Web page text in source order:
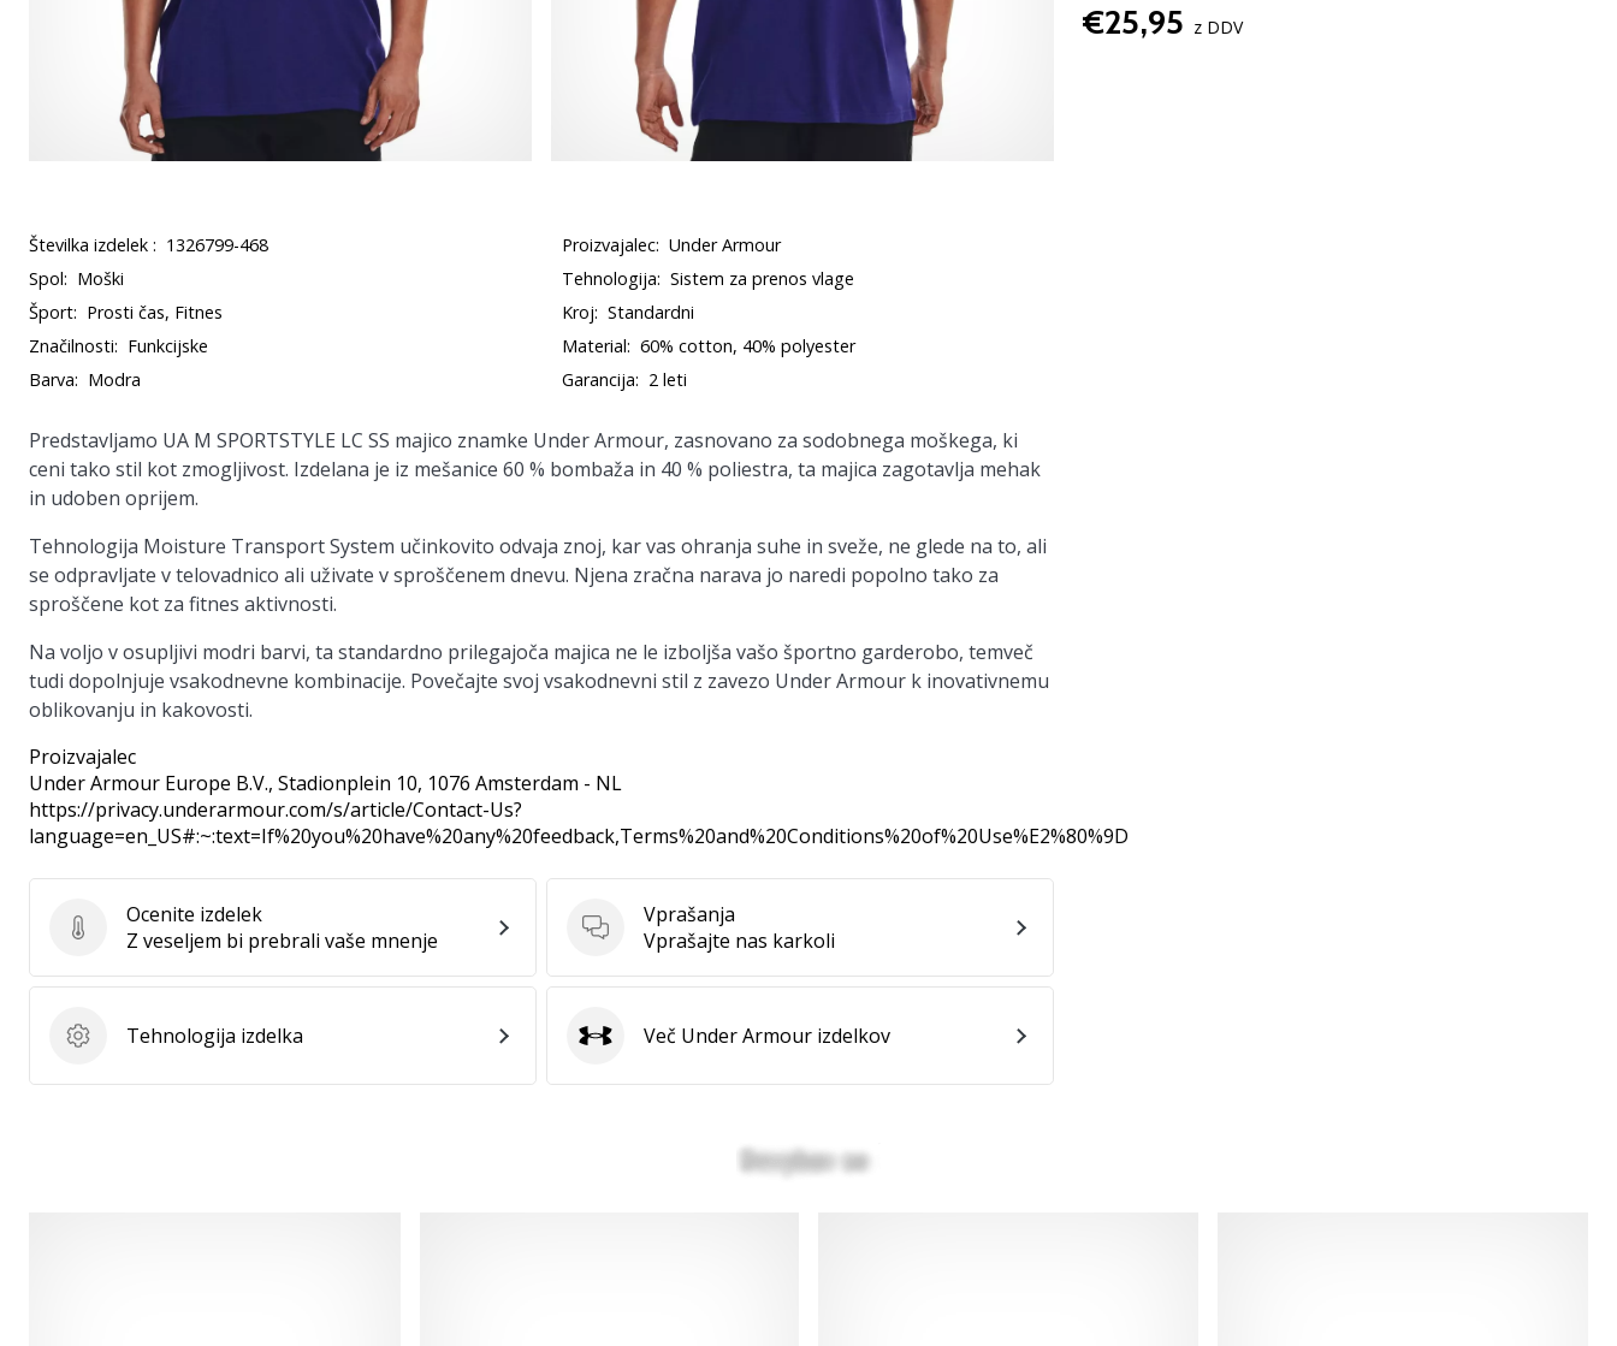
€25,95 z DDV
Številka izdelek : 1326799-468 Proizvajalec: Under Armour
Spol: Moški Tehnologija: Sistem za prenos vlage
Šport: Prosti čas, Fitnes Kroj: Standardni
Značilnosti: Funkcijske Material: 60% cotton, 40% polyester
Barva: Modra Garancija: 2 leti
Predstavljamo UA M SPORTSTYLE LC SS majico znamke Under Armour, zasnovano za sodobnega moškega, ki
ceni tako stil kot zmogljivost. Izdelana je iz mešanice 60 % bombaža in 40 % poliestra, ta majica zagotavlja mehak
in udoben oprijem.
Tehnologija Moisture Transport System učinkovito odvaja znoj, kar vas ohranja suhe in sveže, ne glede na to, ali
se odpravljate v telovadnico ali uživate v sproščenem dnevu. Njena zračna narava jo naredi popolno tako za
sproščene kot za fitnes aktivnosti.
Na voljo v osupljivi modri barvi, ta standardno prilegajoča majica ne le izboljša vašo športno garderobo, temveč
tudi dopolnjuje vsakodnevne kombinacije. Povečajte svoj vsakodnevni stil z zavezo Under Armour k inovativnemu
oblikovanju in kakovosti.
Proizvajalec
Under Armour Europe B.V., Stadionplein 10, 1076 Amsterdam - NL
https://privacy.underarmour.com/s/article/Contact-Us?
language=en_US#:~:text=If%20you%20have%20any%20feedback,Terms%20and%20Conditions%20of%20Use%E2%80%9D
Ocenite izdelek
Ocenite izdelek
Z veseljem bi prebrali vaše mnenje
Vprašanja
Vprašanja
Vprašajte nas karkoli
Tehnologija izdelka
Tehnologija izdelka Under Armour
Več Under Armour izdelkov